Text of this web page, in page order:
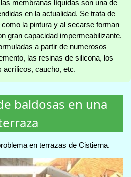
membranas líquidas son una de
en la actualidad. Se trata de
la pintura y al secarse forman
gran capacidad impermeabilizante.
a partir de numerosos
las resinas de silicona, los
acrílicos, caucho, etc.
baldosas en una
en terrazas de Cistierna.